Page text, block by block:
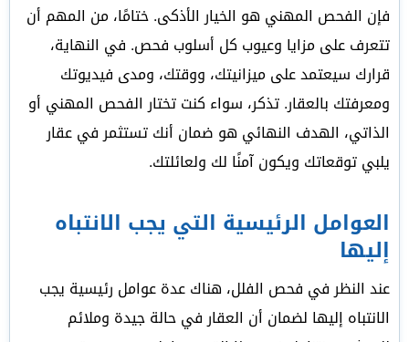
فإن الفحص المهني هو الخيار الأذكى. ختامًا، من المهم أن
تتعرف على مزايا وعيوب كل أسلوب فحص. في النهاية،
قرارك سيعتمد على ميزانيتك، ووقتك، ومدى فيديوتك
ومعرفتك بالعقار. تذكر، سواء كنت تختار الفحص المهني أو
الذاتي، الهدف النهائي هو ضمان أنك تستثمر في عقار
يلبي توقعاتك ويكون آمنًا لك ولعائلتك.
العوامل الرئيسية التي يجب الانتباه
إليها
عند النظر في فحص الفلل، هناك عدة عوامل رئيسية يجب
الانتباه إليها لضمان أن العقار في حالة جيدة وملائم